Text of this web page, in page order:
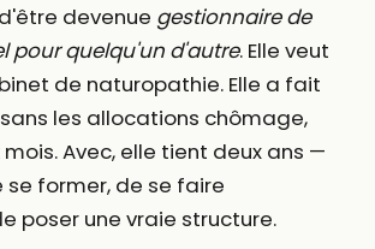
devenue gestionnaire de
pour quelqu'un d'autre. Elle veut
de naturopathie. Elle a fait
les allocations chômage,
Avec, elle tient deux ans —
se former, de se faire
poser une vraie structure.